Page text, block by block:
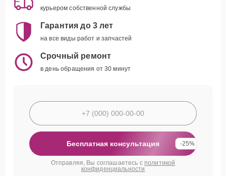
курьером собственной службы
Гарантия до 3 лет
на все виды работ и запчастей
Срочный ремонт
в день обращения от 30 минут
Бесплатная консультация -25%
Отправляя, Вы соглашаетесь с политикой
конфиденциальности